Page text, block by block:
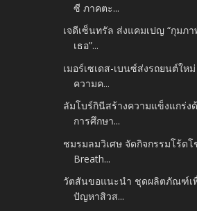
ซี ภาคตะ...
เจดีเซ็นทรัล ส่งแคมเปญ “กุมภ
เธอ”...
เมอร์เซเดส-เบนซ์ส่งรถยนต์ให
ความค...
ลัมโบร์กินีสร้างความแข็งแกร่
การศึกษา...
ชมรมลมวิเศษ จัดกิจกรรมโร้ดโ
Breath...
วัตสันขอแนะนำ ชุดผลิตภัณฑ์เ
ปัญหาสิวส...